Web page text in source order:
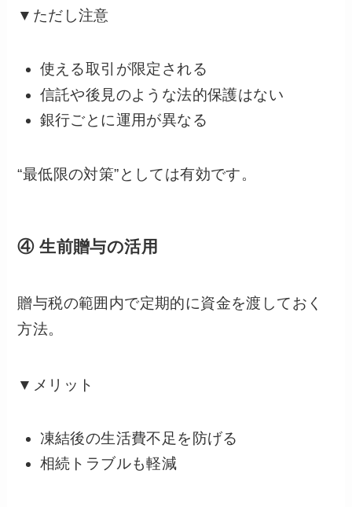
▼ただし注意
使える取引が限定される
信託や後見のような法的保護はない
銀行ごとに運用が異なる
“最低限の対策”としては有効です。
④ 生前贈与の活用
贈与税の範囲内で定期的に資金を渡しておく
方法。
▼メリット
凍結後の生活費不足を防げる
相続トラブルも軽減